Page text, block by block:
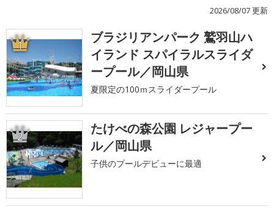
2026/08/07 更新
1
ブラジリアンパーク 鷲羽山ハ
イランド スパイラルスライダ
ープール／岡山県
夏限定の100ｍスライダープール
2
たけべの森公園 レジャープー
ル／岡山県
子供のプールデビューに最適